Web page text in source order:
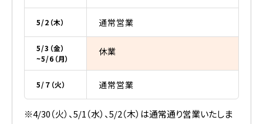
5/2（木） 通常営業
5/3（金）
~5/6（月）
休業
5/７（火） 通常営業
※4/30（火）、5/1（水）、5/2（木）は通常通り営業いたしま